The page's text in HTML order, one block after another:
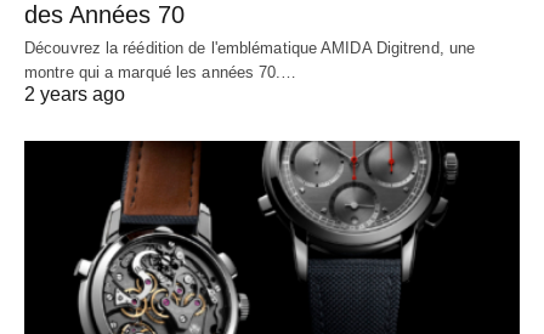
des Années 70
Découvrez la réédition de l'emblématique AMIDA Digitrend, une
montre qui a marqué les années 70.…
2 years ago